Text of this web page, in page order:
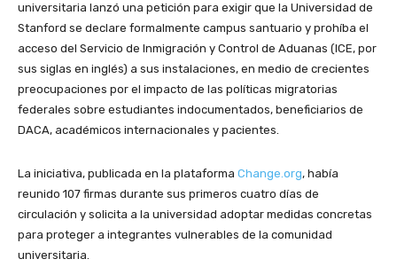
universitaria lanzó una petición para exigir que la Universidad de
Stanford se declare formalmente campus santuario y prohíba el
acceso del Servicio de Inmigración y Control de Aduanas (ICE, por
sus siglas en inglés) a sus instalaciones, en medio de crecientes
preocupaciones por el impacto de las políticas migratorias
federales sobre estudiantes indocumentados, beneficiarios de
DACA, académicos internacionales y pacientes.
La iniciativa, publicada en la plataforma Change.org, había
reunido 107 firmas durante sus primeros cuatro días de
circulación y solicita a la universidad adoptar medidas concretas
para proteger a integrantes vulnerables de la comunidad
universitaria.